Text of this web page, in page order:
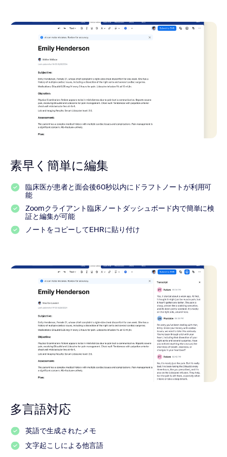
素早く簡単に編集
臨床医が患者と面会後60秒以内にドラフトノートが利用可
能
Zoomクライアント臨床ノートダッシュボード内で簡単に検
証と編集が可能
ノートをコピーしてEHRに貼り付け
多言語対応
英語で生成されたメモ
文字起こしによる他言語